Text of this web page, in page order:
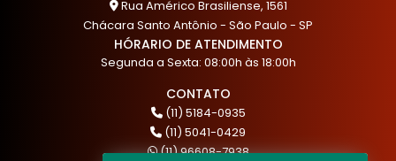
Rua Américo Brasiliense, 1561
Chácara Santo Antônio - São Paulo - SP
HÓRARIO DE ATENDIMENTO
Segunda a Sexta: 08:00h às 18:00h
CONTATO
(11) 5184-0935
(11) 5041-0429
(11) 96608-7938